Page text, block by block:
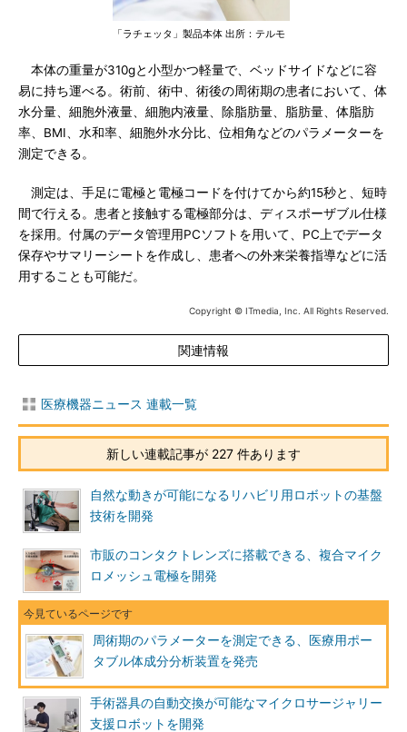
「ラチェッタ」製品本体 出所：テルモ
本体の重量が310gと小型かつ軽量で、ベッドサイドなどに容
易に持ち運べる。術前、術中、術後の周術期の患者において、体
水分量、細胞外液量、細胞内液量、除脂肪量、脂肪量、体脂肪
率、BMI、水和率、細胞外水分比、位相角などのパラメーターを
測定できる。
測定は、手足に電極と電極コードを付けてから約15秒と、短時
間で行える。患者と接触する電極部分は、ディスポーザブル仕様
を採用。付属のデータ管理用PCソフトを用いて、PC上でデータ
保存やサマリーシートを作成し、患者への外来栄養指導などに活
用することも可能だ。
Copyright © ITmedia, Inc. All Rights Reserved.
関連情報
医療機器ニュース 連載一覧
新しい連載記事が 227 件あります
自然な動きが可能になるリハビリ用ロボットの基盤
技術を開発
市販のコンタクトレンズに搭載できる、複合マイク
ロメッシュ電極を開発
周術期のパラメーターを測定できる、医療用ポー
タブル体成分分析装置を発売
手術器具の自動交換が可能なマイクロサージャリー
支援ロボットを開発